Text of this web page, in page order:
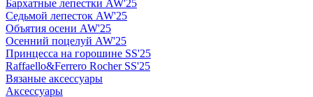
Бархатные лепестки AW'25
Седьмой лепесток AW'25
Объятия осени AW'25
Осенний поцелуй AW'25
Принцесса на горошине SS'25
Raffaello&Ferrero Rocher SS'25
Вязаные аксессуары
Аксессуары